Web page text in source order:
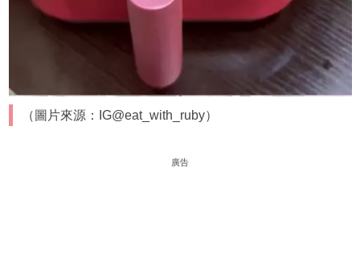
（圖片來源：IG@eat_with_ruby）
廣告